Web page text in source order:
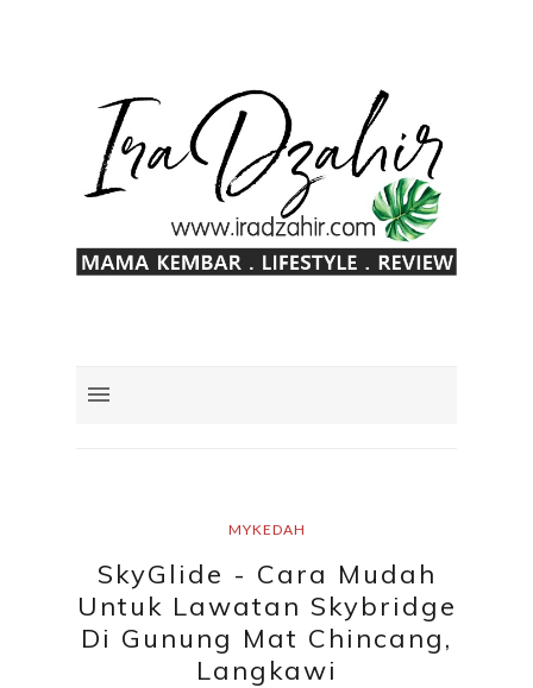
MYKEDAH
SkyGlide - Cara Mudah
Untuk Lawatan Skybridge
Di Gunung Mat Chincang,
Langkawi